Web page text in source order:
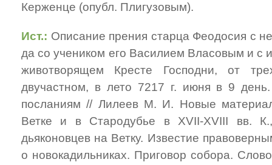
Керженце (опубл. Плигузовым).
Ист.: Описание прения старца Феодосия с
да со учеником его Василием Власовым и с
животворящем Кресте Господни, от
двучастном, в лето 7217 г. июня в 9
посланиям // Лилеев М. И. Новые
Ветке и в Стародубье в ХVII-ХVIII вв.
дьяконовцев на Ветку. Известие
о новокадильниках. Приговор собора.